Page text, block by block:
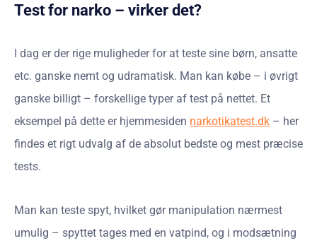
Test for narko – virker det?
I dag er der rige muligheder for at teste sine børn, ansatte
etc. ganske nemt og udramatisk. Man kan købe – i øvrigt
ganske billigt – forskellige typer af test på nettet. Et
eksempel på dette er hjemmesiden narkotikatest.dk – her
findes et rigt udvalg af de absolut bedste og mest præcise
tests.
Man kan teste spyt, hvilket gør manipulation nærmest
umulig – spyttet tages med en vatpind, og i modsætning